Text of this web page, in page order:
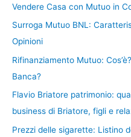
Vendere Casa con Mutuo in
Surroga Mutuo BNL:
Opinioni
Rifinanziamento Mutuo:
Banca?
Flavio Briatore patrimonio:
business di Briatore, figli e
Prezzi delle sigarette: Listino